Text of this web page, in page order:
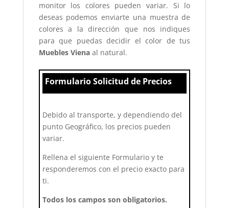
monitor los colores pueden variar. Si lo
deseas podemos enviarte una muestra de
colores a la dirección que nos indiques
para que puedas decidir el color de tus
Muebles Viena al natural.
Formulario Solicitud de Precios
Debido al transporte, y dependiendo del
punto Geográfico, los precios pueden
variar.
Rellena el siguiente Formulario y te
responderemos con el precio exacto para
ti.
Todos los campos son obligatorios.